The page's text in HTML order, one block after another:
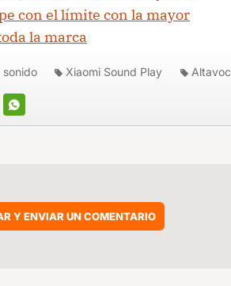
con el límite con la mayor
la marca
WHATSAPP
sonido Xiaomi Sound Play
Y ENVIAR UN COMENTARIO